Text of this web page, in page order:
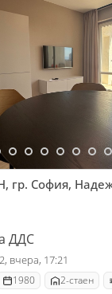
гр. София,
ДДС
вчера, 17:21
1980 2-стаен